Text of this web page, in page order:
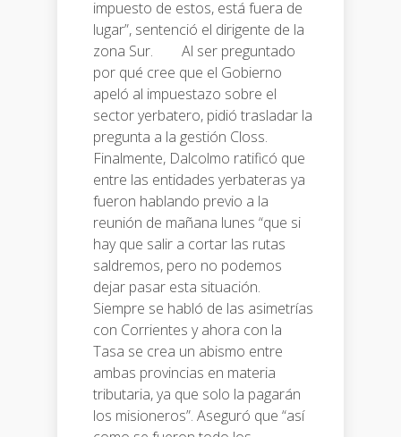
impuesto de estos, está fuera de
lugar”, sentenció el dirigente de la
zona Sur. Al ser preguntado
por qué cree que el Gobierno
apeló al impuestazo sobre el
sector yerbatero, pidió trasladar la
pregunta a la gestión Closs.
Finalmente, Dalcolmo ratificó que
entre las entidades yerbateras ya
fueron hablando previo a la
reunión de mañana lunes “que si
hay que salir a cortar las rutas
saldremos, pero no podemos
dejar pasar esta situación.
Siempre se habló de las asimetrías
con Corrientes y ahora con la
Tasa se crea un abismo entre
ambas provincias en materia
tributaria, ya que solo la pagarán
los misioneros”. Aseguró que “así